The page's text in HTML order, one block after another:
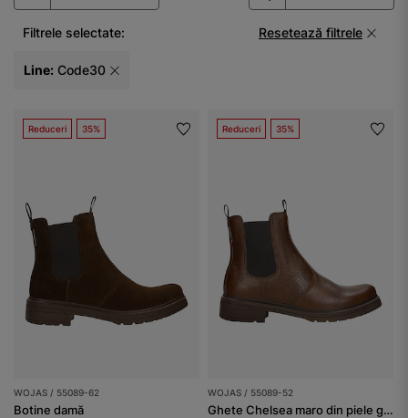
Filtrele selectate: Resetează filtrele
Line: Code30
Reduceri 35%
WOJAS / 55089-62
Botine damă
Reduceri 35%
WOJAS / 55089-52
Ghete Chelsea maro din piele granulată damă